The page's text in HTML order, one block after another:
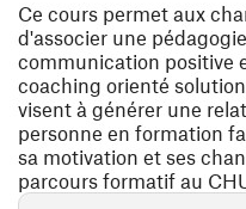
Ce cours permet aux
d'associer une
communication positive
coaching orienté
visent à générer une
personne en formation
sa motivation et ses
parcours formatif au